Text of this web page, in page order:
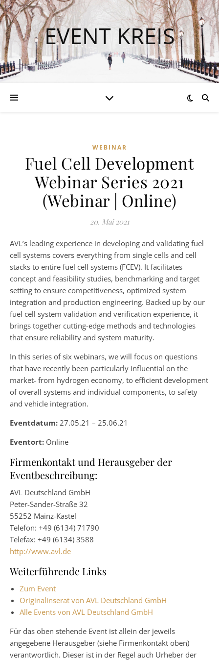
EVENT KREIS
WEBINAR
Fuel Cell Development
Webinar Series 2021
(Webinar | Online)
20. Mai 2021
AVL’s leading experience in developing and validating fuel
cell systems covers everything from single cells and cell
stacks to entire fuel cell systems (FCEV). It facilitates
concept and feasibility studies, benchmarking and target
setting to ensure competitiveness, optimized system
integration and production engineering. Backed up by our
fuel cell system validation and verification experience, it
brings together cutting-edge methods and technologies
that ensure reliability and system maturity.
In this series of six webinars, we will focus on questions
that have recently been particularly influential on the
market- from hydrogen economy, to efficient development
of overall systems and individual components, to safety
and vehicle integration.
Eventdatum: 27.05.21 – 25.06.21
Eventort: Online
Firmenkontakt und Herausgeber der
Eventbeschreibung:
AVL Deutschland GmbH
Peter-Sander-Straße 32
55252 Mainz-Kastel
Telefon: +49 (6134) 71790
Telefax: +49 (6134) 3588
http://www.avl.de
Weiterführende Links
Zum Event
Originalinserat von AVL Deutschland GmbH
Alle Events von AVL Deutschland GmbH
Für das oben stehende Event ist allein der jeweils
angegebene Herausgeber (siehe Firmenkontakt oben)
verantwortlich. Dieser ist in der Regel auch Urheber der